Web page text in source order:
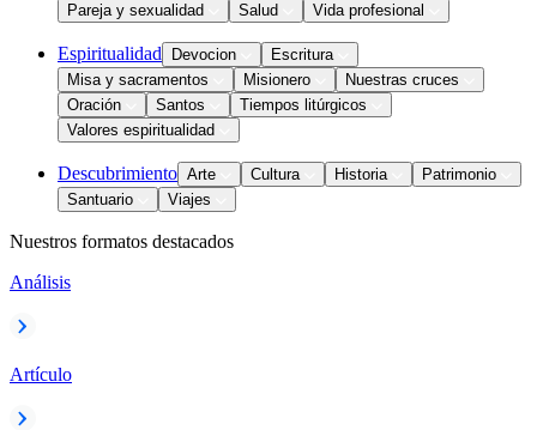
Pareja y sexualidad
Salud Vida profesional
Espiritualidad Devocion
Escritura
Misa y sacramentos
Misionero
Nuestras cruces
Oración
Santos
Tiempos litúrgicos
Valores espiritualidad
Descubrimiento Arte Cultura Historia
Patrimonio
Santuario
Viajes
Nuestros formatos destacados
Análisis
Artículo